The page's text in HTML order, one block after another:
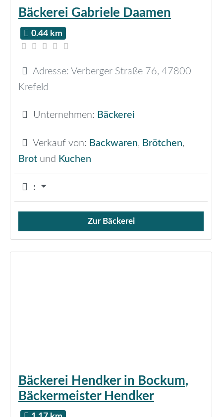
Bäckerei Gabriele Daamen
0.44 km
Adresse: Verberger Straße 76, 47800
Krefeld
Unternehmen: Bäckerei
Verkauf von: Backwaren, Brötchen,
Brot und Kuchen
:
Verkauf von Brötchen,
Zur Bäckerei
Bäckerei Hendker in Bockum,
Bäckermeister Hendker